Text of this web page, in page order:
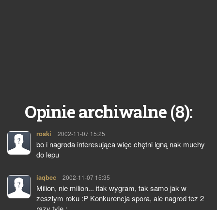
Opinie archiwalne (8):
roski pisze:
2002-11-07 15:25
bo i nagroda interesująca więc chętni lgną nak muchy
do lepu
iaqbec pisze:
2002-11-07 15:35
Milion, nie milion... itak wygram, tak samo jak w
zeszlym roku :P Konkurencja spora, ale nagrod tez 2